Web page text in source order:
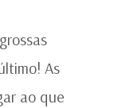
As
ao que